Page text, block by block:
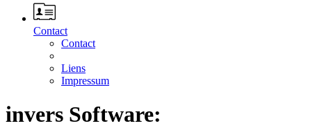
Contact
Contact
Liens
Impressum
invers Software: